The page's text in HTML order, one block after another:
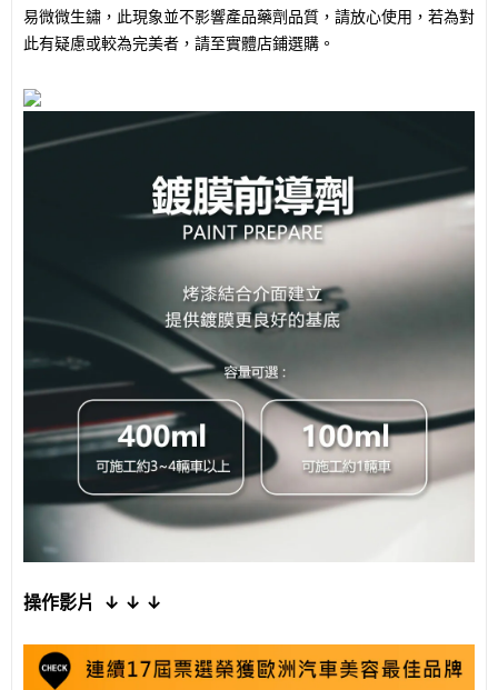
易微微生鏽，此現象並不影響產品藥劑品質，請放心使用，若為對
此有疑慮或較為完美者，請至實體店鋪選購。
操作影片 ↓ ↓ ↓